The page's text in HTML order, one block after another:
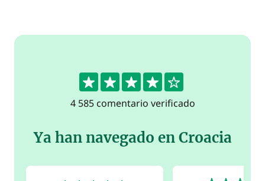
4.4
4 585 comentario verificado
Ya han navegado en Croacia